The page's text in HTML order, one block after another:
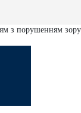
з порушенням зору